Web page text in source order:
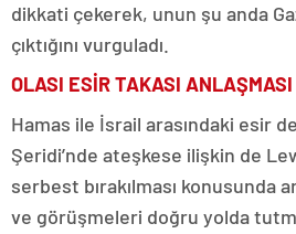
dikkati çekerek, unun şu anda
çıktığını vurguladı.
OLASI ESİR TAKASI ANLAŞMASI
Hamas ile İsrail arasındaki esir
Şeridi’nde ateşkese ilişkin de
serbest bırakılması konusunda
ve görüşmeleri doğru yolda